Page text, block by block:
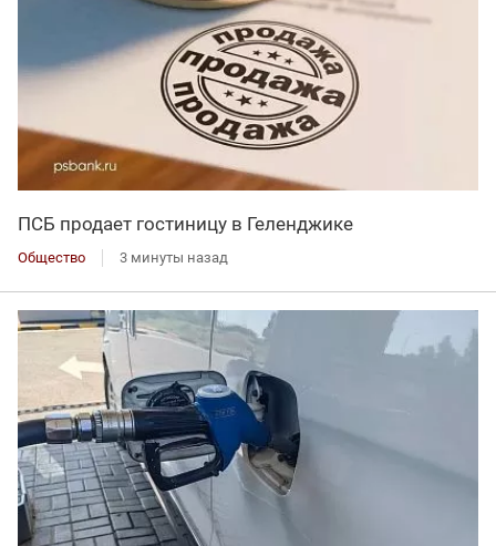
ПСБ продает гостиницу в Геленджике
Общество 3 минуты назад